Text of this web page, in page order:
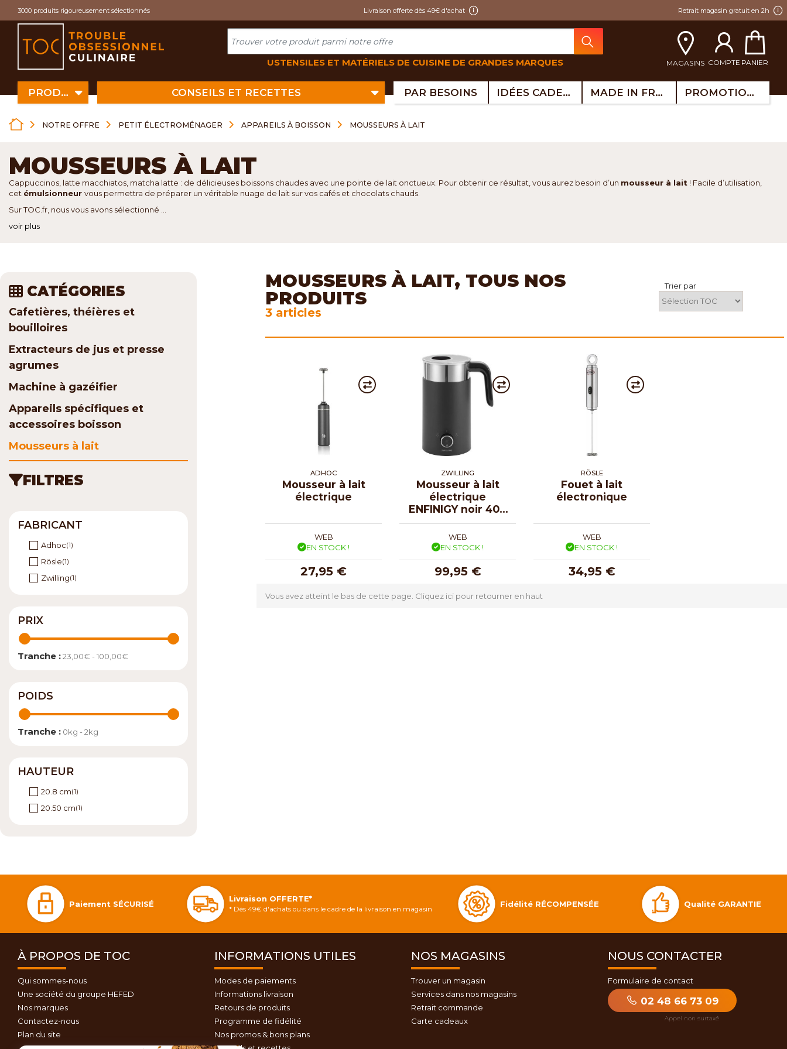
3000 produits rigoureusement sélectionnés Livraison offerte dès 49€ d'achat Retrait magasin gratuit en 2h
USTENSILES ET MATÉRIELS DE CUISINE DE GRANDES MARQUES MAGASINS COMPTE PANIER
PRODUITS CONSEILS ET RECETTES PAR BESOINS IDÉES CADEAUX MADE IN FRANCE PROMOTIONS
NOTRE OFFRE PETIT ÉLECTROMÉNAGER APPAREILS À BOISSON MOUSSEURS À LAIT
MOUSSEURS À LAIT
Cappuccinos, latte macchiatos, matcha latte : de délicieuses boissons chaudes avec une pointe de lait onctueux. Pour obtenir ce résultat, vous aurez besoin d’un mousseur à lait ! Facile d’utilisation,
cet émulsionneur vous permettra de préparer un véritable nuage de lait sur vos cafés et chocolats chauds.
Sur TOC.fr, nous vous avons sélectionné ...
voir plus
CATÉGORIES
Cafetières, théières et
bouilloires
Extracteurs de jus et presse
agrumes
Machine à gazéifier
Appareils spécifiques et
accessoires boisson
Mousseurs à lait
FILTRES
FABRICANT
Adhoc(1)
Rösle(1)
Zwilling(1)
PRIX
Tranche :23,00€ - 100,00€
POIDS
Tranche : 0kg - 2kg
HAUTEUR
20.8 cm(1)
20.50 cm(1)
MOUSSEURS À LAIT, TOUS NOS
PRODUITS
3 articles
Trier par
ADHOC
Mousseur à lait
électrique
WEB
EN STOCK !
27,95 €
ZWILLING
Mousseur à lait
électrique
ENFINIGY noir 400
ml
WEB
EN STOCK !
99,95 €
RÖSLE
Fouet à lait
électronique
WEB
EN STOCK !
34,95 €
Vous avez atteint le bas de cette page. Cliquez ici pour retourner en haut
Paiement SÉCURISÉ
Livraison OFFERTE*
* Dès 49€ d'achats ou dans le cadre de la livraison en magasin
Fidélité RÉCOMPENSÉE Qualité GARANTIE
À PROPOS DE TOC
Qui sommes-nous
Une société du groupe HEFED
Nos marques
Contactez-nous
Plan du site
INFORMATIONS UTILES
Modes de paiements
Informations livraison
Retours de produits
Programme de fidélité
Nos promos & bons plans
NOS MAGASINS
Trouver un magasin
Services dans nos magasins
Retrait commande
Carte cadeaux
NOUS CONTACTER
Formulaire de contact
02 48 66 73 09